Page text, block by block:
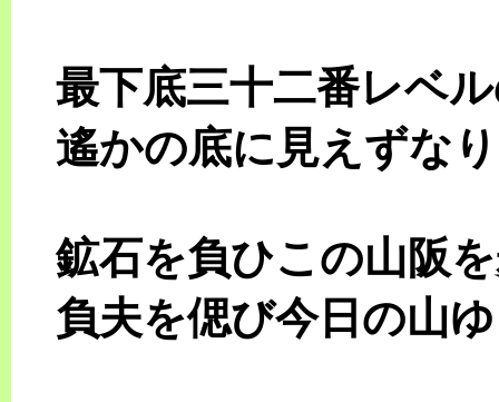
最下底三十二番レベ
遙かの底に見えずな
鉱石を負ひこの山阪
負夫を偲び今日の山